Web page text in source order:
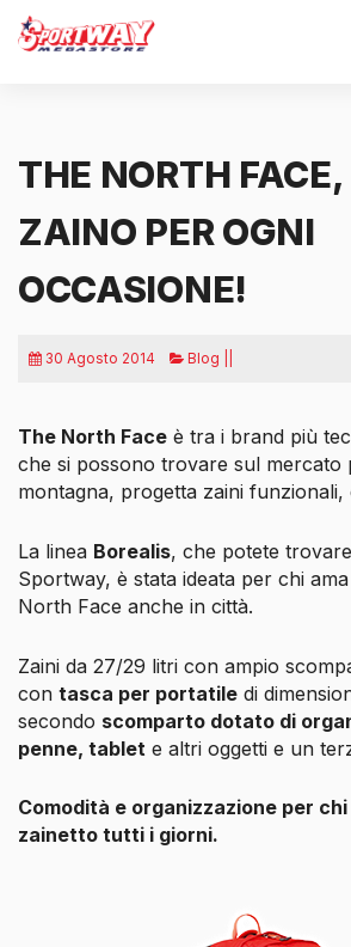
THE NORTH
ZAINO PER OGNI
OCCASIONE!
30 Agosto 2014 Blog ||
The North Face è tra i brand più
che si possono trovare sul mercato
montagna, progetta zaini funzionali,
La linea Borealis, che potete
Sportway, è stata ideata per chi
North Face anche in città.
Zaini da 27/29 litri con ampio
con tasca per portatile di
secondo scomparto dotato di
penne, tablet e altri oggetti e un
Comodità e organizzazione per
zainetto tutti i giorni.